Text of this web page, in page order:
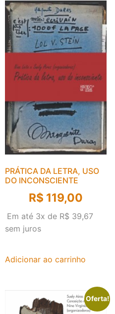
PRÁTICA DA LETRA, USO
DO INCONSCIENTE
R$ 119,00
Em até 3x de R$ 39,67
sem juros
Adicionar ao carrinho
Oferta!